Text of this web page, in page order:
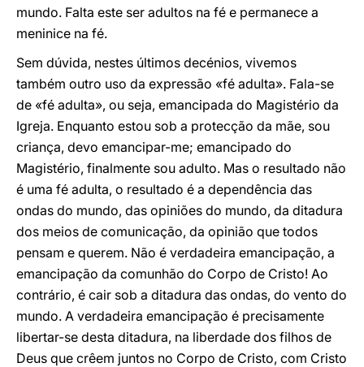
mundo. Falta este ser adultos na fé e permanece a
meninice na fé.
Sem dúvida, nestes últimos decénios, vivemos
também outro uso da expressão «fé adulta». Fala-se
de «fé adulta», ou seja, emancipada do Magistério da
Igreja. Enquanto estou sob a protecção da mãe, sou
criança, devo emancipar-me; emancipado do
Magistério, finalmente sou adulto. Mas o resultado não
é uma fé adulta, o resultado é a dependência das
ondas do mundo, das opiniões do mundo, da ditadura
dos meios de comunicação, da opinião que todos
pensam e querem. Não é verdadeira emancipação, a
emancipação da comunhão do Corpo de Cristo! Ao
contrário, é cair sob a ditadura das ondas, do vento do
mundo. A verdadeira emancipação é precisamente
libertar-se desta ditadura, na liberdade dos filhos de
Deus que crêem juntos no Corpo de Cristo, com Cristo